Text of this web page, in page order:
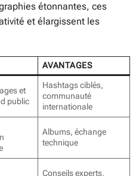
étonnantes, ces
et élargissent les
AVANTAGES
et
public
Hashtags ciblés,
communauté
internationale
Albums, échange
technique
Conseils experts,